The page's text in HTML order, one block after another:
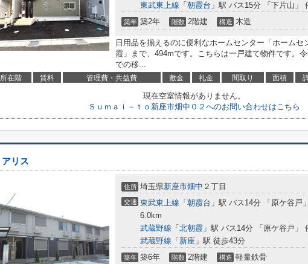
東武東上線 「 朝霞台 」駅 バス15分 「下片山」
築年 築2年 階数 2階建 構造 木造
日用品を揃えるのに便利なホームセンター「ホームセ
霞」まで、494mです。こちらは一戸建て物件です。
での移...
所在階 賃料 管理費・共益費 敷金 礼金 間取り 面積
現在空室情報がありません。
Ｓｕｍａｉ－ｔｏ新座市畑中０２へのお問い合わせはこちら
アリス
住所 埼玉県新座市畑中 ２丁目
交通 東武東上線 「 朝霞台 」駅 バス14分 「原ケ谷戸
6.0km
武蔵野線 「 北朝霞 」駅 バス14分 「原ケ谷戸」
武蔵野線 「 新座 」駅 徒歩43分
築年 築6年 階数 2階建 構造 軽量鉄骨